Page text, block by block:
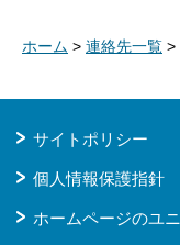
ホーム > 連絡先一覧 >
サイトポリシー
個人情報保護指針
ホームページのユ